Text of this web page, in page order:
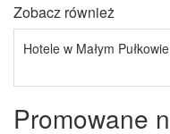
Zobacz również
Hotele w Małym Pułkowie
Promowane